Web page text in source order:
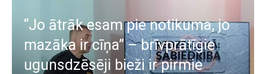
“Jo ātrāk esam pie notikuma, jo
mazāka ir cīņa” – brīvprātīgie
ugunsdzēsēji bieži ir pirmie